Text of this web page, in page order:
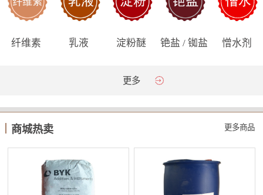
纤维素 乳液 淀粉醚 铯盐 / 铷盐 憎水剂
更多
商城热卖 更多商品